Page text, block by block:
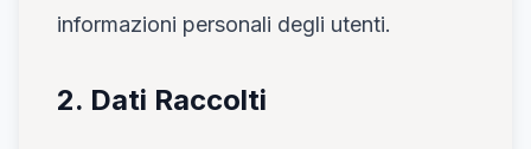
informazioni personali degli utenti.
2. Dati Raccolti